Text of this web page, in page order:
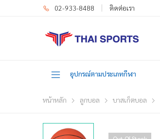
02-933-8488 ติดต่อเรา
อุปกรณ์ตามประเภทกีฬา
หน้าหลัก ลูกบอล บาสเก็ตบอล